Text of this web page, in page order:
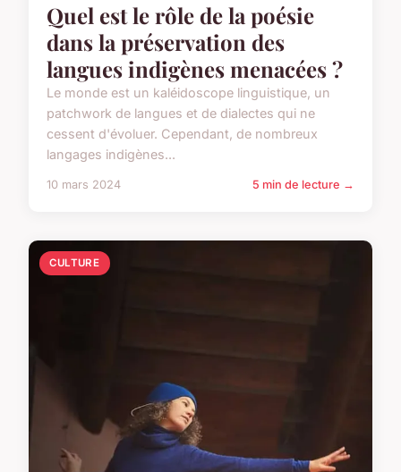
Quel est le rôle de la poésie
dans la préservation des
langues indigènes menacées ?
Le monde est un kaléidoscope linguistique, un
patchwork de langues et de dialectes qui ne
cessent d'évoluer. Cependant, de nombreux
langages indigènes...
10 mars 2024 5 min de lecture →
CULTURE